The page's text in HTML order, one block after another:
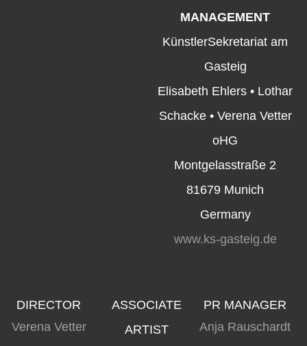
MANAGEMENT
KünstlerSekretariat am
Gasteig
Elisabeth Ehlers • Lothar
Schacke • Verena Vetter
oHG
Montgelasstraße 2
81679 Munich
Germany
www.ks-gasteig.de
DIRECTOR
Verena Vetter
ASSOCIATE
ARTIST
PR MANAGER
Anja Rauschardt